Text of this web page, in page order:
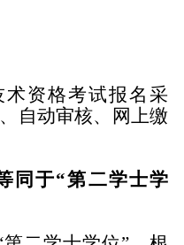
资格考试报名采
自动审核、网上缴
同于“第二学士学